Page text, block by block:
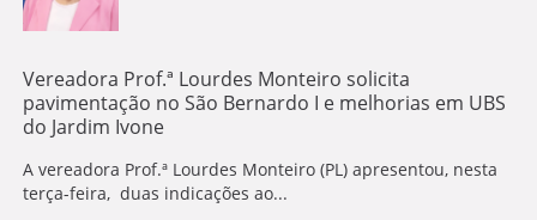
Vereadora Prof.ª Lourdes Monteiro solicita
pavimentação no São Bernardo I e melhorias em UBS
do Jardim Ivone
A vereadora Prof.ª Lourdes Monteiro (PL) apresentou, nesta
terça-feira, duas indicações ao...